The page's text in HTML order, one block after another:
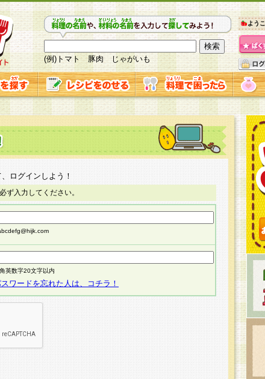
(例)トマト 豚肉 じゃがいも
よう
ログインしよう！
ず入力してください。
英数字20文字以内
ワードを忘れた人は、コチラ！